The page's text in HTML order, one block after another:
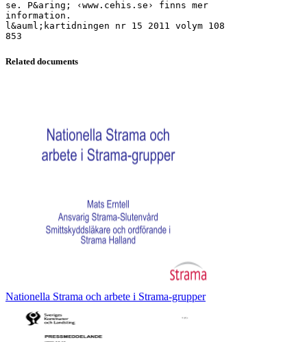
se. P&aring; ‹www.cehis.se› finns mer
information.
l&auml;kartidningen nr 15 2011 volym 108
Related documents
Nationella Strama och arbete i Strama-grupper